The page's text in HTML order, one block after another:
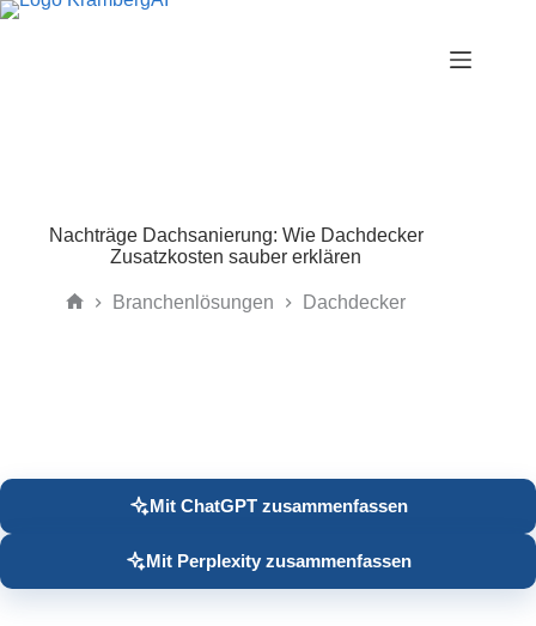
Zum
Nachträge Dachsanierung: Wie Dachdecker
Zusatzkosten sauber erklären
Branchenlösungen Dachdecker
Mit ChatGPT zusammenfassen
Mit Perplexity zusammenfassen